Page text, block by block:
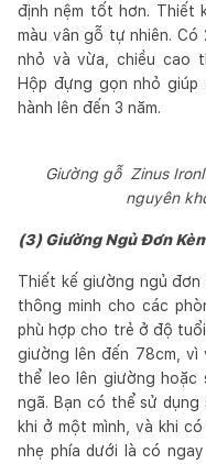
định nệm tốt hơn. Thiết
màu vân gỗ tự nhiên.
nhỏ và vừa, chiều cao
Hộp đựng gọn nhỏ giúp
hành lên đến 3 năm.
Giường gỗ Zinus
nguyên
(3) Giường Ngủ Đơn
Thiết kế giường ngủ đơn
thông minh cho các
phù hợp cho trẻ ở độ
giường lên đến 78cm,
thể leo lên giường hoặc
ngã. Bạn có thể sử
khi ở một mình, và khi
nhẹ phía dưới là có